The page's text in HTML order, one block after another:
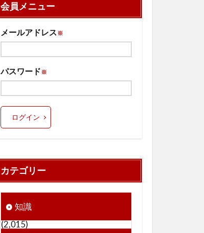
会員メニュー
メールアドレス※
パスワード※
ログイン
カテゴリー
知識
(2,015)